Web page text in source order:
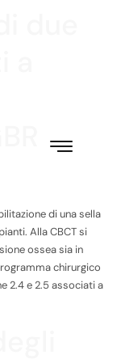
di una sella
Alla CBCT si
ossea sia in
chirurgico
2.4 e 2.5 associati a